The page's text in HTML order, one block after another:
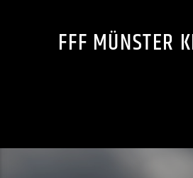
FFF MÜNSTER